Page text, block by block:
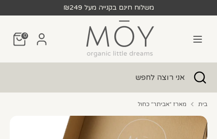
משלוח חינם בקנייה מעל ₪249
0 חפש
לחפש
חפש
אני
סגור
חיפוש
בית מארז ״אביתר״ כחול